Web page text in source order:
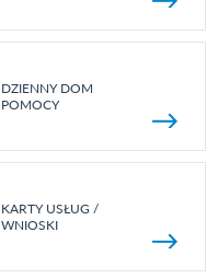
DZIENNY DOM
POMOCY
KARTY USŁUG /
WNIOSKI